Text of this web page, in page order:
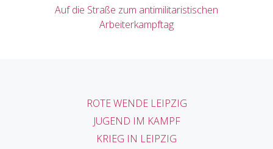
Auf die Straße zum antimilitaristischen
Arbeiterkampftag
ROTE WENDE LEIPZIG
JUGEND IM KAMPF
KRIEG IN LEIPZIG